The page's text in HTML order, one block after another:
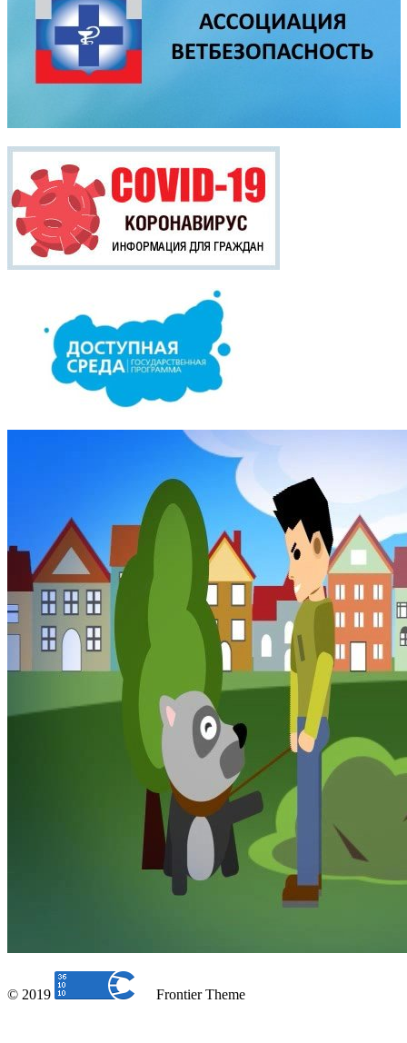
© 2019 Frontier Theme